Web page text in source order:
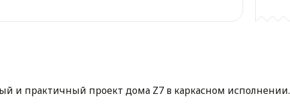
и практичный проект дома Z7 в каркасном исполнении.